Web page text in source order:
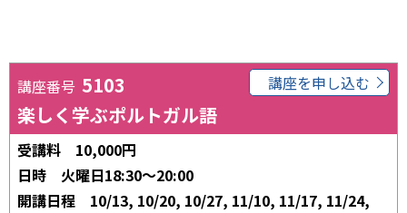
講座番号 5103
楽しく学ぶポルトガル語
講座を申し込む
受講料
10,000円
日時
火曜日18:30～20:00
開講日程
10/13, 10/20, 10/27, 11/10, 11/17, 11/24,